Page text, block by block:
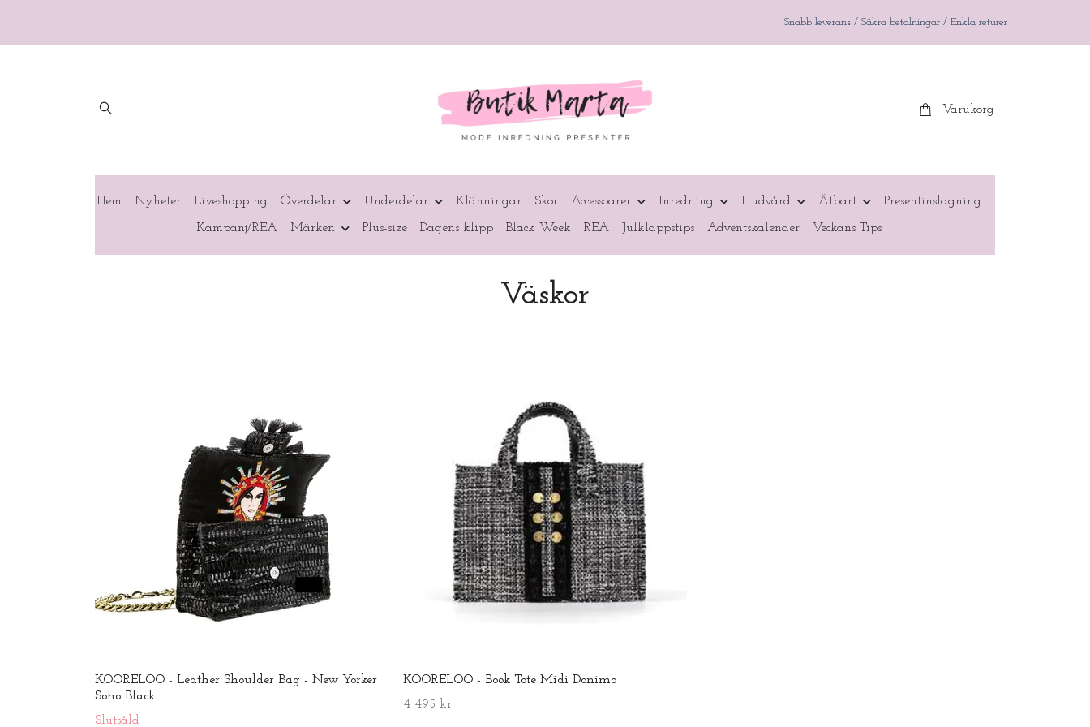
Snabb leverans / Säkra betalningar / Enkla returer
Varukorg
Hem Nyheter Liveshopping Överdelar Underdelar Klänningar Skor Accessoarer Inredning Hudvård Ätbart Presentinslagning
Kampanj/REA Märken Plus-size Dagens klipp Black Week REA Julklappstips Adventskalender Veckans Tips
Väskor
KOORELOO - Leather Shoulder Bag - New Yorker
Soho Black
Slutsåld
KOORELOO - Book Tote Midi Donimo
4 495 kr